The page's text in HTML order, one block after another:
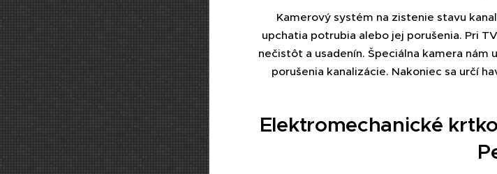
Kamerový systém na zistenie stavu
upchatia potrubia alebo jej porušenia. Pri
nečistôt a usadenín. Špeciálna kamera
porušenia kanalizácie. Nakoniec sa určí
Elektromechanické